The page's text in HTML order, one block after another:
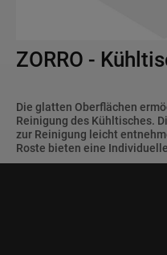
ZORRO -
Die glatten Oberflächen
Reinigung des Kühltisches.
zur Reinigung leicht
Roste bieten eine